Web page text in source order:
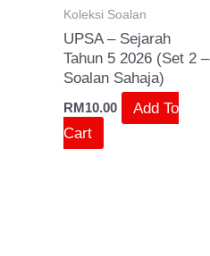
Koleksi Soalan
UPSA – Sejarah
Tahun 5 2026 (Set 2 –
Soalan Sahaja)
RM10.00
Add To
Cart